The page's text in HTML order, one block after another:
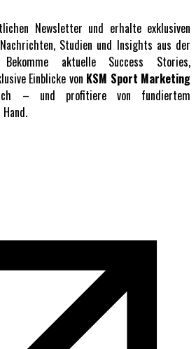
Newsletter und erhalte exklusiven
Studien und Insights aus der
Bekomme aktuelle Success Stories,
Einblicke von KSM Sport Marketing
– und profitiere von fundiertem